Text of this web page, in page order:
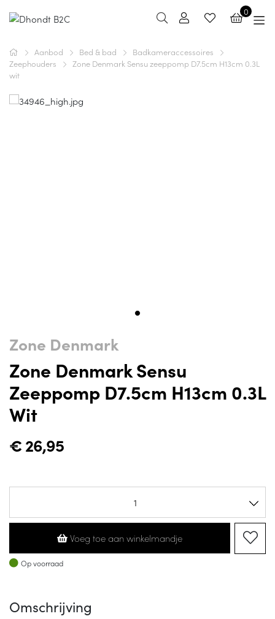
0
Aanbod Bed & bad
Badkameraccessoires
Zeephouders
Zone Denmark Sensu zeeppomp D7.5cm H13cm 0.3L
wit
Zone Denmark
Zone Denmark Sensu
Zeeppomp D7.5cm H13cm 0.3L
Wit
€26,95
Voeg toe aan winkelmandje
Op voorraad
Op voorraad
Omschrijving